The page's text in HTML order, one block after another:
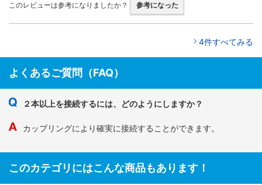
このレビューは参考になりましたか？ 参考になった
4件すべてみる
よくあるご質問（FAQ）
２本以上を接続するには、どのようにしますか？
カップリングにより確実に接続することができます。
このカテゴリにはこんな商品もあります！